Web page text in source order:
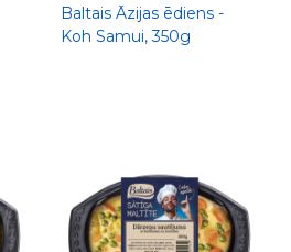
Baltais Āzijas ēdiens -
Koh Samui, 350g